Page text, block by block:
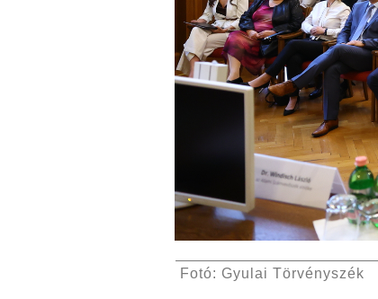
Fotó: Gyulai Törvényszék